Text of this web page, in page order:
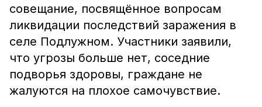
совещание, посвящённое вопросам
ликвидации последствий заражения в
селе Подлужном. Участники заявили,
что угрозы больше нет, соседние
подворья здоровы, граждане не
жалуются на плохое самочувствие.